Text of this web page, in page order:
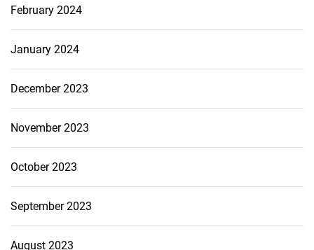
February 2024
January 2024
December 2023
November 2023
October 2023
September 2023
August 2023